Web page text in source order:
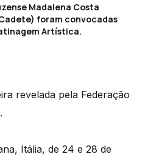
Madalena Costa
foram convocadas
Artística.
revelada pela Federação
Itália, de 24 e 28 de